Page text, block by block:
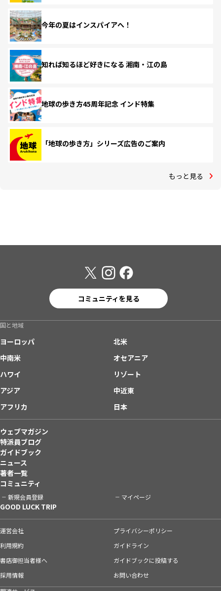
今年の夏はインスパイアへ！
知れば知るほど好きになる 湘南・江の島
地球の歩き方45周年記念 インド特集
「地球の歩き方」シリーズ広告のご案内
もっと見る
コミュニティを見る
国と地域
ヨーロッパ
北米
中南米
オセアニア
ハワイ
リゾート
アジア
中近東
アフリカ
日本
ウェブマガジン
特派員ブログ
ガイドブック
ニュース
著者一覧
コミュニティ
新規会員登録 マイページ
GOOD LUCK TRIP
運営会社
プライバシーポリシー
利用規約
ガイドライン
書店御担当者様へ
ガイドブックに投稿する
採用情報
お問い合わせ